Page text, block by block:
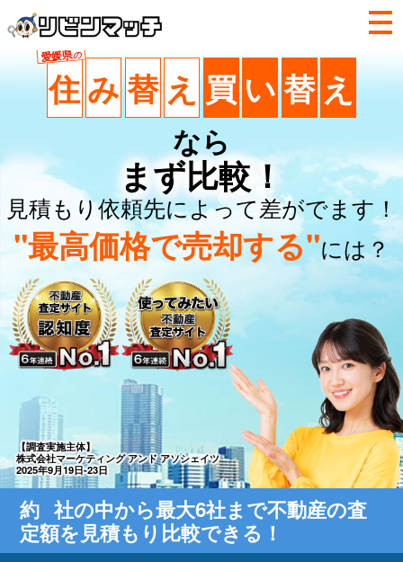
愛媛県の
住み替 え 買 い替 え
なら
まず比較！
見積もり依頼先によって差がでます！
"最高価格で売却する"には？
【調査実施主体】
株式会社マーケティング アンド アソシェイツ
2025年9月19日-23日
約 社の中から最大6社まで不動産の査
定額を見積もり比較できる！